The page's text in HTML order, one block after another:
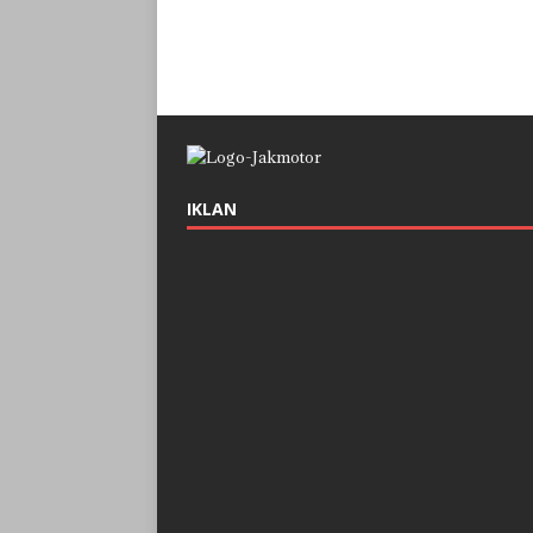
IKLAN